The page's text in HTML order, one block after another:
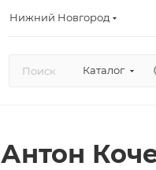
Нижний Новгород
Каталог
Антон